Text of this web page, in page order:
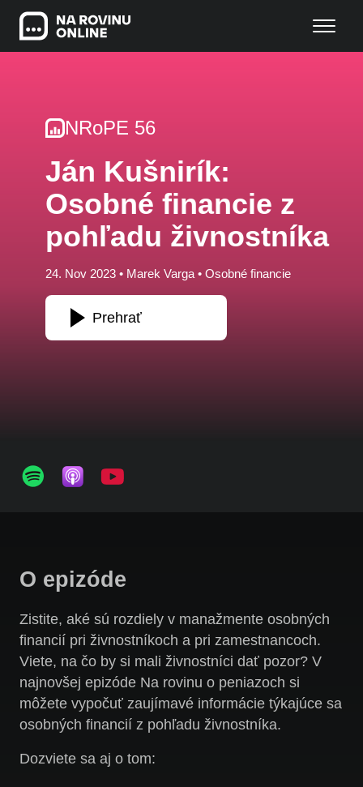
NRoPE 56
Ján Kušnirík:
Osobné financie z
pohľadu živnostníka
24. Nov 2023 • Marek Varga • Osobné financie
Prehrať
O epizóde
Zistite, aké sú rozdiely v manažmente osobných
financií pri živnostníkoch a pri zamestnancoch.
Viete, na čo by si mali živnostníci dať pozor? V
najnovšej epizóde Na rovinu o peniazoch si
môžete vypočuť zaujímavé informácie týkajúce sa
osobných financií z pohľadu živnostníka.
Dozviete sa aj o tom: